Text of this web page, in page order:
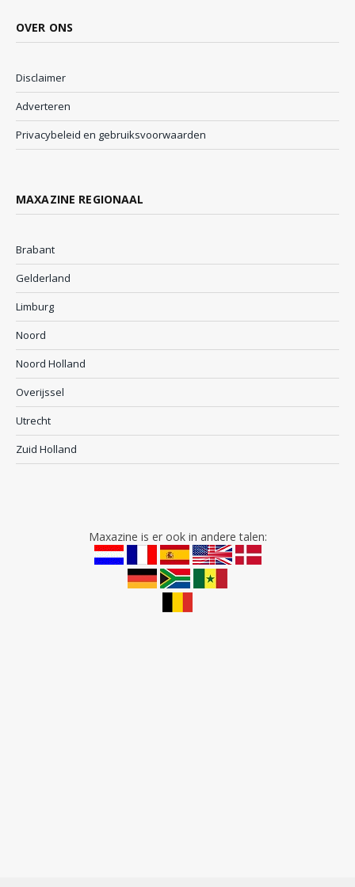
OVER ONS
Disclaimer
Adverteren
Privacybeleid en gebruiksvoorwaarden
MAXAZINE REGIONAAL
Brabant
Gelderland
Limburg
Noord
Noord Holland
Overijssel
Utrecht
Zuid Holland
Maxazine is er ook in andere talen: